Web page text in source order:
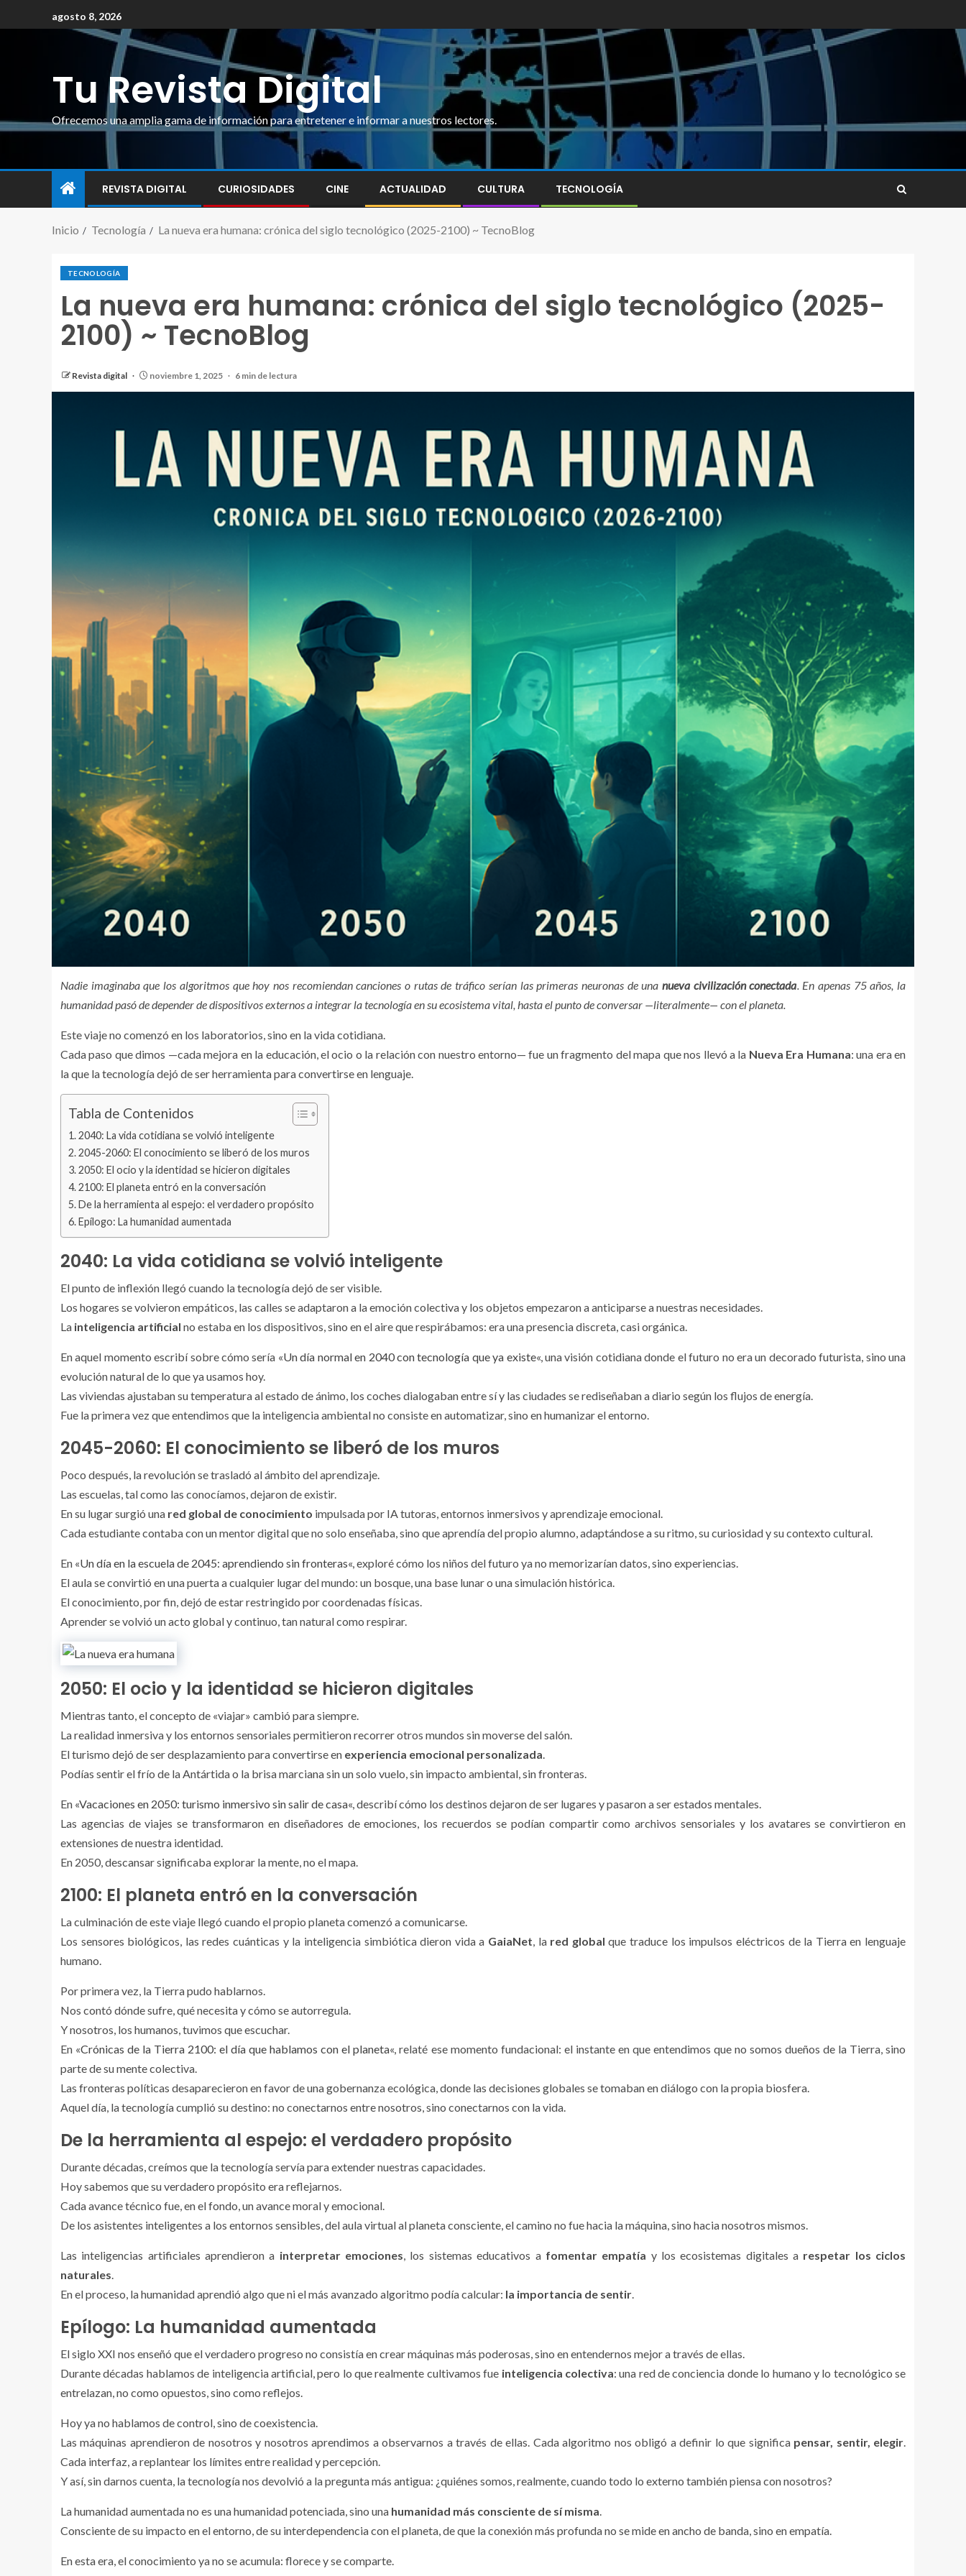
agosto 8, 2026
Tu Revista Digital
Ofrecemos una amplia gama de información para entretener e informar a nuestros lectores.
REVISTA DIGITAL CURIOSIDADES CINE ACTUALIDAD CULTURA TECNOLOGÍA
Inicio Tecnología La nueva era humana: crónica del siglo tecnológico (2025-2100) ~ TecnoBlog
TECNOLOGÍA
La nueva era humana: crónica del siglo tecnológico (2025-
2100) ~ TecnoBlog
Revista digital noviembre 1, 2025 6 min de lectura
Nadie imaginaba que los algoritmos que hoy nos recomiendan canciones o rutas de tráfico serían las primeras neuronas de unanueva civilización conectada. En apenas 75 años, la
humanidad pasó de depender de dispositivos externos a integrar la tecnología en su ecosistema vital, hasta el punto de conversar —literalmente— con el planeta.
Este viaje no comenzó en los laboratorios, sino en la vida cotidiana.
Cada paso que dimos —cada mejora en la educación, el ocio o la relación con nuestro entorno— fue un fragmento del mapa que nos llevó a la Nueva Era Humana: una era en
la que la tecnología dejó de ser herramienta para convertirse en lenguaje.
Tabla de Contenidos
2040: La vida cotidiana se volvió inteligente
2045-2060: El conocimiento se liberó de los muros
2050: El ocio y la identidad se hicieron digitales
2100: El planeta entró en la conversación
De la herramienta al espejo: el verdadero propósito
Epílogo: La humanidad aumentada
2040: La vida cotidiana se volvió inteligente
El punto de inflexión llegó cuando la tecnología dejó de ser visible.
Los hogares se volvieron empáticos, las calles se adaptaron a la emoción colectiva y los objetos empezaron a anticiparse a nuestras necesidades.
La inteligencia artificial no estaba en los dispositivos, sino en el aire que respirábamos: era una presencia discreta, casi orgánica.
En aquel momento escribí sobre cómo sería «Un día normal en 2040 con tecnología que ya existe«, una visión cotidiana donde el futuro no era un decorado futurista, sino una
evolución natural de lo que ya usamos hoy.
Las viviendas ajustaban su temperatura al estado de ánimo, los coches dialogaban entre sí y las ciudades se rediseñaban a diario según los flujos de energía.
Fue la primera vez que entendimos que la inteligencia ambiental no consiste en automatizar, sino en humanizar el entorno.
2045-2060: El conocimiento se liberó de los muros
Poco después, la revolución se trasladó al ámbito del aprendizaje.
Las escuelas, tal como las conocíamos, dejaron de existir.
En su lugar surgió una red global de conocimiento impulsada por IA tutoras, entornos inmersivos y aprendizaje emocional.
Cada estudiante contaba con un mentor digital que no solo enseñaba, sino que aprendía del propio alumno, adaptándose a su ritmo, su curiosidad y su contexto cultural.
En «Un día en la escuela de 2045: aprendiendo sin fronteras«, exploré cómo los niños del futuro ya no memorizarían datos, sino experiencias.
El aula se convirtió en una puerta a cualquier lugar del mundo: un bosque, una base lunar o una simulación histórica.
El conocimiento, por fin, dejó de estar restringido por coordenadas físicas.
Aprender se volvió un acto global y continuo, tan natural como respirar.
2050: El ocio y la identidad se hicieron digitales
Mientras tanto, el concepto de «viajar» cambió para siempre.
La realidad inmersiva y los entornos sensoriales permitieron recorrer otros mundos sin moverse del salón.
El turismo dejó de ser desplazamiento para convertirse en experiencia emocional personalizada.
Podías sentir el frío de la Antártida o la brisa marciana sin un solo vuelo, sin impacto ambiental, sin fronteras.
En «Vacaciones en 2050: turismo inmersivo sin salir de casa«, describí cómo los destinos dejaron de ser lugares y pasaron a ser estados mentales.
Las agencias de viajes se transformaron en diseñadores de emociones, los recuerdos se podían compartir como archivos sensoriales y los avatares se convirtieron en
extensiones de nuestra identidad.
En 2050, descansar significaba explorar la mente, no el mapa.
2100: El planeta entró en la conversación
La culminación de este viaje llegó cuando el propio planeta comenzó a comunicarse.
Los sensores biológicos, las redes cuánticas y la inteligencia simbiótica dieron vida a GaiaNet, la red global que traduce los impulsos eléctricos de la Tierra en lenguaje
humano.
Por primera vez, la Tierra pudo hablarnos.
Nos contó dónde sufre, qué necesita y cómo se autorregula.
Y nosotros, los humanos, tuvimos que escuchar.
En «Crónicas de la Tierra 2100: el día que hablamos con el planeta«, relaté ese momento fundacional: el instante en que entendimos que no somos dueños de la Tierra, sino
parte de su mente colectiva.
Las fronteras políticas desaparecieron en favor de una gobernanza ecológica, donde las decisiones globales se tomaban en diálogo con la propia biosfera.
Aquel día, la tecnología cumplió su destino: no conectarnos entre nosotros, sino conectarnos con la vida.
De la herramienta al espejo: el verdadero propósito
Durante décadas, creímos que la tecnología servía para extender nuestras capacidades.
Hoy sabemos que su verdadero propósito era reflejarnos.
Cada avance técnico fue, en el fondo, un avance moral y emocional.
De los asistentes inteligentes a los entornos sensibles, del aula virtual al planeta consciente, el camino no fue hacia la máquina, sino hacia nosotros mismos.
Las inteligencias artificiales aprendieron a interpretar emociones, los sistemas educativos a fomentar empatía y los ecosistemas digitales a respetar los ciclos
naturales.
En el proceso, la humanidad aprendió algo que ni el más avanzado algoritmo podía calcular: la importancia de sentir.
Epílogo: La humanidad aumentada
El siglo XXI nos enseñó que el verdadero progreso no consistía en crear máquinas más poderosas, sino en entendernos mejor a través de ellas.
Durante décadas hablamos de inteligencia artificial, pero lo que realmente cultivamos fue inteligencia colectiva: una red de conciencia donde lo humano y lo tecnológico se
entrelazan, no como opuestos, sino como reflejos.
Hoy ya no hablamos de control, sino de coexistencia.
Las máquinas aprendieron de nosotros y nosotros aprendimos a observarnos a través de ellas. Cada algoritmo nos obligó a definir lo que significa pensar, sentir, elegir.
Cada interfaz, a replantear los límites entre realidad y percepción.
Y así, sin darnos cuenta, la tecnología nos devolvió a la pregunta más antigua: ¿quiénes somos, realmente, cuando todo lo externo también piensa con nosotros?
La humanidad aumentada no es una humanidad potenciada, sino una humanidad más consciente de sí misma.
Consciente de su impacto en el entorno, de su interdependencia con el planeta, de que la conexión más profunda no se mide en ancho de banda, sino en empatía.
En esta era, el conocimiento ya no se acumula: florece y se comparte.